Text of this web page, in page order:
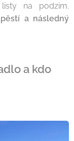
na podzim.
a následný
a kdo